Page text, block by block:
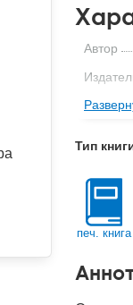
Автор
Формат
Кол-во
Год
Код
Тип
печ. книга